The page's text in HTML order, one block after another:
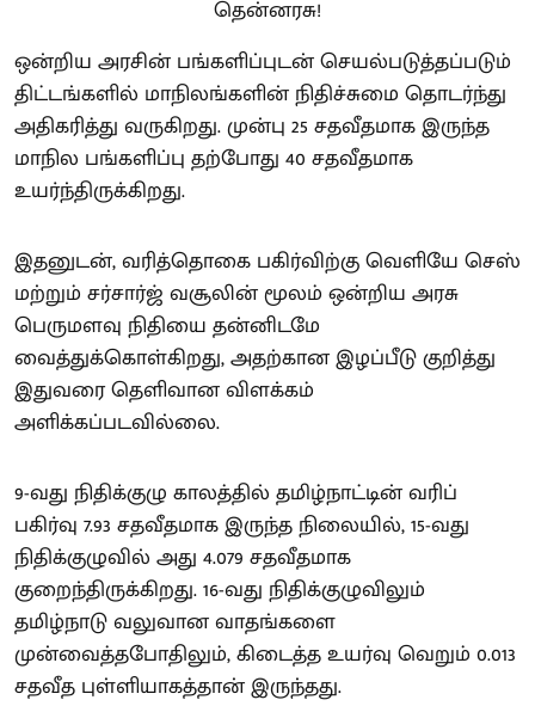
ஒன்றிய அரசின் பங்களிப்புடன் செயல்படுத்தப்படும்
திட்டங்களில் மாநிலங்களின் நிதிச்சுமை தொடர்ந்து
அதிகரித்து வருகிறது. முன்பு 25 சதவீதமாக இருந்த
மாநில பங்களிப்பு தற்போது 40 சதவீதமாக
உயர்ந்திருக்கிறது.
இதனுடன், வரித்தொகை பகிர்விற்கு வெளியே செஸ்
மற்றும் சர்சார்ஜ் வசூலின் மூலம் ஒன்றிய அரசு
பெருமளவு நிதியை தன்னிடமே
வைத்துக்கொள்கிறது, அதற்கான இழப்பீடு குறித்து
இதுவரை தெளிவான விளக்கம்
அளிக்கப்படவில்லை.
9-வது நிதிக்குழு காலத்தில் தமிழ்நாட்டின் வரிப்
பகிர்வு 7.93 சதவீதமாக இருந்த நிலையில், 15-வது
நிதிக்குழுவில் அது 4.079 சதவீதமாக
குறைந்திருக்கிறது. 16-வது நிதிக்குழுவிலும்
தமிழ்நாடு வலுவான வாதங்களை
முன்வைத்தபோதிலும், கிடைத்த உயர்வு வெறும் 0.013
சதவீத புள்ளியாகத்தான் இருந்தது.